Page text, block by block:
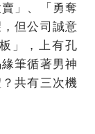
」、「勇奪
但公司誠意
」，上有孔
筆循著男神
共有三次機